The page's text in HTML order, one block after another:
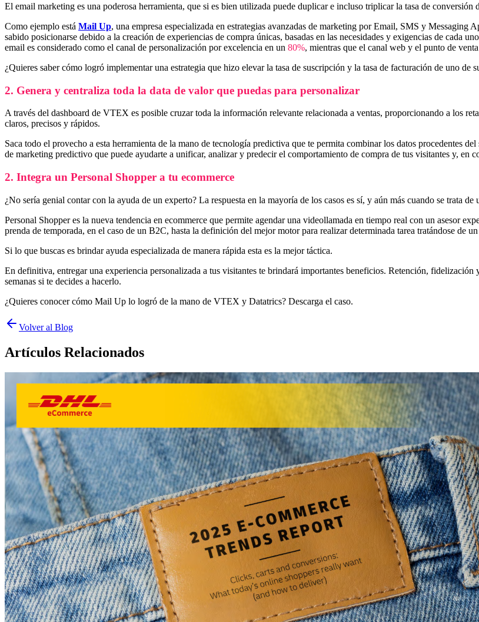
El email marketing es una poderosa herramienta, que si es bien utilizada puede duplicar e incluso triplicar la tasa de conversión
Como ejemplo está Mail Up, una empresa especializada en estrategias avanzadas de marketing por Email, SMS y Messaging
sabido posicionarse debido a la creación de experiencias de compra únicas, basadas en las necesidades y exigencias de cada
email es considerado como el canal de personalización por excelencia en un 80%, mientras que el canal web y el punto de
¿Quieres saber cómo logró implementar una estrategia que hizo elevar la tasa de suscripción y la tasa de facturación de uno de
2. Genera y centraliza toda la data de valor que puedas para personalizar
A través del dashboard de VTEX es posible cruzar toda la información relevante relacionada a ventas, proporcionando a los
claros, precisos y rápidos.
Saca todo el provecho a esta herramienta de la mano de tecnología predictiva que te permita combinar los datos procedentes
de marketing predictivo que puede ayudarte a unificar, analizar y predecir el comportamiento de compra de tus visitantes y, en
2. Integra un Personal Shopper a tu ecommerce
¿No sería genial contar con la ayuda de un experto? La respuesta en la mayoría de los casos es sí, y aún más cuando se trata
Personal Shopper es la nueva tendencia en ecommerce que permite agendar una videollamada en tiempo real con un asesor
prenda de temporada, en el caso de un B2C, hasta la definición del mejor motor para realizar determinada tarea tratándose de
Si lo que buscas es brindar ayuda especializada de manera rápida esta es la mejor táctica.
En definitiva, entregar una experiencia personalizada a tus visitantes te brindará importantes beneficios. Retención,
semanas si te decides a hacerlo.
¿Quieres conocer cómo Mail Up lo logró de la mano de VTEX y Datatrics? Descarga el caso.
Volver al Blog
Artículos Relacionados